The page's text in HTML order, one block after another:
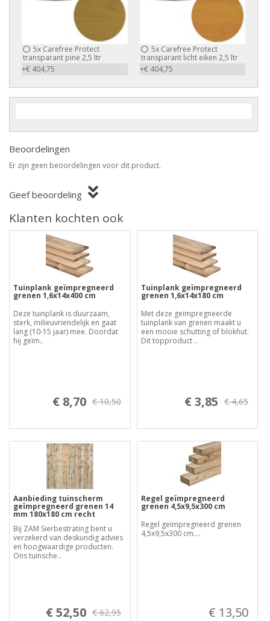
5x Carefree Protect
transparant pine 2,5 ltr
+€ 404,75
5xCarefree Protect
transparant licht eiken 2,5 ltr
+€ 404,75
Beoordelingen
Er zijn geen beoordelingen voor dit product.
Geef beoordeling
Klanten kochten ook
Tuinplank geïmpregneerd
grenen 1,6x14x400 cm
Deze tuinplank is duurzaam,
sterk, milieuvriendelijk en gaat
lang (10-15 jaar) mee. Doordat
hij geïm..
€ 8,70 € 10,50
Tuinplank geïmpregneerd
grenen 1,6x14x180 cm
Met deze geïmpregneerde
tuinplank van grenen maakt u
een mooie schutting of blokhut.
Dit topproduct ..
€ 3,85 € 4,65
Aanbieding tuinscherm
geïmpregneerd grenen 14
mm 180x180 cm recht
Bij ZAM Sierbestrating bent u
verzekerd van deskundig advies
en hoogwaardige producten.
Ons tuinsche..
€ 52,50 € 62,95
Regel geïmpregneerd
grenen 4,5x9,5x300 cm
Regel geïmpregneerd grenen
4,5x9,5x300 cm....
€ 13,50